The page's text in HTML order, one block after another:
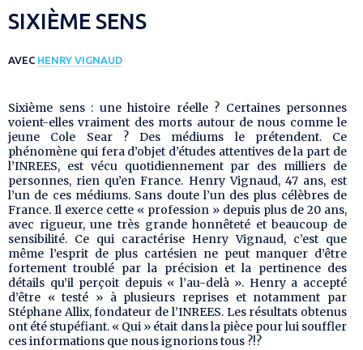
SIXIÈME SENS
AVEC HENRY VIGNAUD
Sixième sens : une histoire réelle ? Certaines personnes
voient-elles vraiment des morts autour de nous comme le
jeune Cole Sear ? Des médiums le prétendent. Ce
phénomène qui fera d’objet d’études attentives de la part de
l’INREES, est vécu quotidiennement par des milliers de
personnes, rien qu’en France. Henry Vignaud, 47 ans, est
l’un de ces médiums. Sans doute l’un des plus célèbres de
France. Il exerce cette « profession » depuis plus de 20 ans,
avec rigueur, une très grande honnêteté et beaucoup de
sensibilité. Ce qui caractérise Henry Vignaud, c’est que
même l’esprit de plus cartésien ne peut manquer d’être
fortement troublé par la précision et la pertinence des
détails qu’il perçoit depuis « l’au-delà ». Henry a accepté
d’être « testé » à plusieurs reprises et notamment par
Stéphane Allix, fondateur de l’INREES. Les résultats obtenus
ont été stupéfiant. « Qui » était dans la pièce pour lui souffler
ces informations que nous ignorions tous ?!?